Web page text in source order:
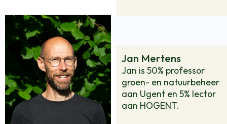
Jan Mertens
Jan is 50% professor
groen- en natuurbeheer
aan Ugent en 5% lector
aan HOGENT.